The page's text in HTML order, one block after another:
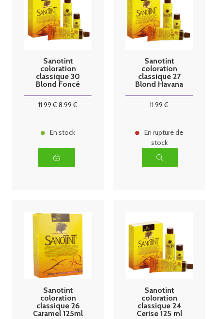
Sanotint
coloration
classique 30
Blond Foncé
11.99€8.99 €
En stock
Sanotint
coloration
classique 27
Blond Havana
11.99 €
En rupture de
stock
Sanotint
coloration
classique 26
Caramel 125ml
Sanotint
coloration
classique 24
Cerise 125 ml